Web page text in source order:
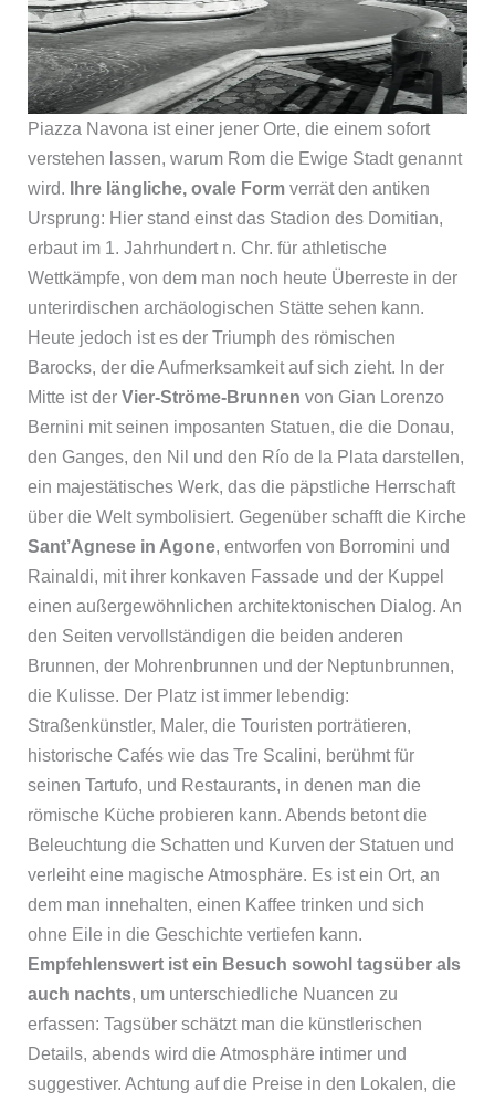
Piazza Navona ist einer jener Orte, die einem sofort
verstehen lassen, warum Rom die Ewige Stadt genannt
wird.
Ihre längliche, ovale Formverrät den antiken
Ursprung: Hier stand einst das Stadion des Domitian,
erbaut im 1. Jahrhundert n. Chr. für athletische
Wettkämpfe, von dem man noch heute Überreste in der
unterirdischen archäologischen Stätte sehen kann.
Heute jedoch ist es der Triumph des römischen
Barocks, der die Aufmerksamkeit auf sich zieht. In der
Mitte ist der Vier-Ströme-Brunnen von Gian Lorenzo
Bernini mit seinen imposanten Statuen, die die Donau,
den Ganges, den Nil und den Río de la Plata darstellen,
ein majestätisches Werk, das die päpstliche Herrschaft
über die Welt symbolisiert. Gegenüber schafft die Kirche
Sant’Agnese in Agone, entworfen von Borromini und
Rainaldi, mit ihrer konkaven Fassade und der Kuppel
einen außergewöhnlichen architektonischen Dialog. An
den Seiten vervollständigen die beiden anderen
Brunnen, der Mohrenbrunnen und der Neptunbrunnen,
die Kulisse. Der Platz ist immer lebendig:
Straßenkünstler, Maler, die Touristen porträtieren,
historische Cafés wie das Tre Scalini, berühmt für
seinen Tartufo, und Restaurants, in denen man die
römische Küche probieren kann. Abends betont die
Beleuchtung die Schatten und Kurven der Statuen und
verleiht eine magische Atmosphäre. Es ist ein Ort, an
dem man innehalten, einen Kaffee trinken und sich
ohne Eile in die Geschichte vertiefen kann.
Empfehlenswert ist ein Besuch sowohl tagsüber als
auch nachts, um unterschiedliche Nuancen zu
erfassen: Tagsüber schätzt man die künstlerischen
Details, abends wird die Atmosphäre intimer und
suggestiver. Achtung auf die Preise in den Lokalen, die